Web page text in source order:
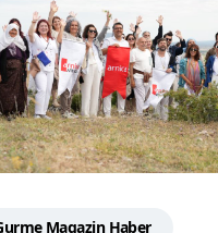
Magazin Haber